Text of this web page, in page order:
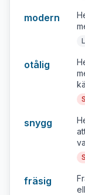
modern
otålig
snygg
fräsig